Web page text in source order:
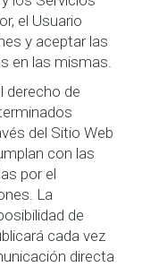
el Usuario
y aceptar las
en las mismas.
derecho de
del Sitio Web
con las
por el
La
de
cada vez
directa